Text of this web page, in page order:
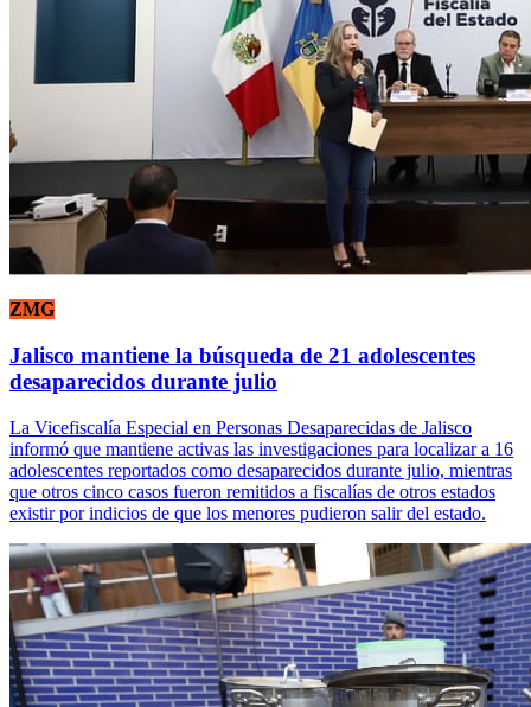
ZMG
Jalisco mantiene la búsqueda de 21 adolescentes
desaparecidos durante julio
La Vicefiscalía Especial en Personas Desaparecidas de Jalisco
informó que mantiene activas las investigaciones para localizar a 16
adolescentes reportados como desaparecidos durante julio, mientras
que otros cinco casos fueron remitidos a fiscalías de otros estados
existir por indicios de que los menores pudieron salir del estado.